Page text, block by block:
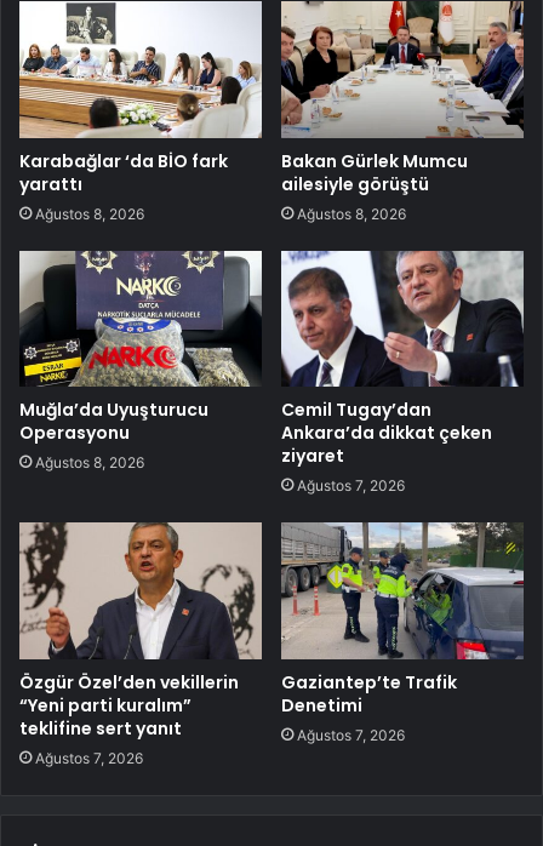
Karabağlar ‘da BİO fark
yarattı
Ağustos 8, 2026
Bakan Gürlek Mumcu
ailesiyle görüştü
Ağustos 8, 2026
Muğla’da Uyuşturucu
Operasyonu
Ağustos 8, 2026
Cemil Tugay’dan
Ankara’da dikkat çeken
ziyaret
Ağustos 7, 2026
Özgür Özel’den vekillerin
“Yeni parti kuralım”
teklifine sert yanıt
Ağustos 7, 2026
Gaziantep’te Trafik
Denetimi
Ağustos 7, 2026